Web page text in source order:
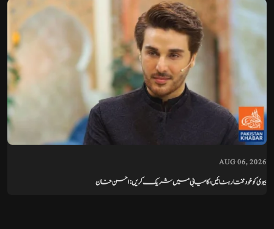
AUG 06, 2026
بیوی کو خودمختار بنائیں، کامیابی میں شریک کریں: احسن خان